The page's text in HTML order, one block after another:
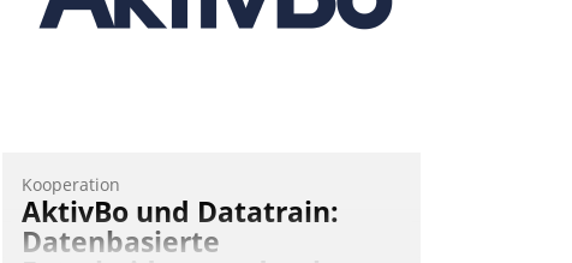
Kommunikationswege bei den
Kooperation
AktivBo und Datatrain:
Datenbasierte